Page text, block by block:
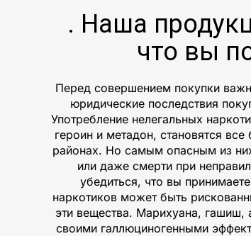
. Наша
что вы
Перед совершением покупки
юридические последствия
Употребление нелегальных
героин и метадон, становятся
районах. Но самым опасным из
или даже смерти при
убедиться, что вы
наркотиков может быть
эти вещества. Марихуана,
своими галлюциногенными